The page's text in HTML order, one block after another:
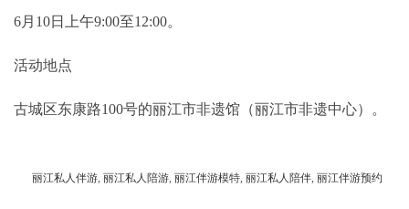
6月10日上午9:00至12:00。
活动地点
古城区东康路100号的丽江市非遗馆（丽江市非遗中心）。
丽江私人伴游, 丽江私人陪游, 丽江伴游模特, 丽江私人陪伴, 丽江伴游预约